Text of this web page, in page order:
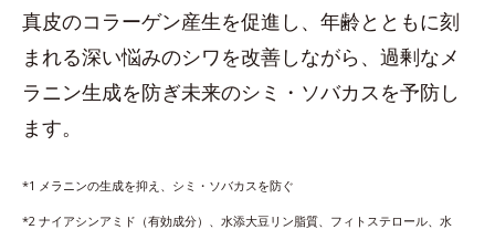
真皮のコラーゲン産生を促進し、年齢とともに刻
まれる深い悩みのシワを改善しながら、過剰なメ
ラニン生成を防ぎ未来のシミ・ソバカスを予防し
ます。
*1 メラニンの生成を抑え、シミ・ソバカスを防ぐ
*2 ナイアシンアミド（有効成分）、水添大豆リン脂質、フィトステロール、水